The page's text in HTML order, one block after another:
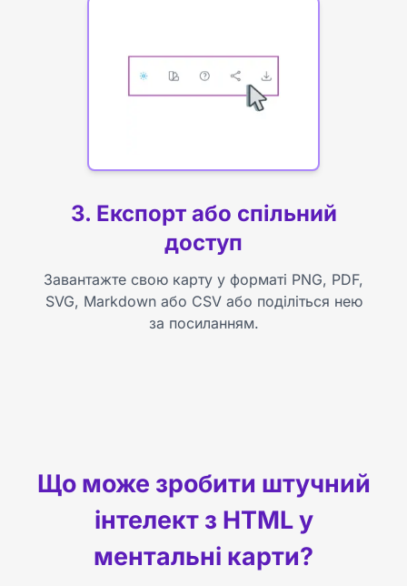
3. Експорт або спільний
доступ
Завантажте свою карту у форматі PNG, PDF,
SVG, Markdown або CSV або поділіться нею
за посиланням.
Що може зробити штучний
інтелект з HTML у
ментальні карти?